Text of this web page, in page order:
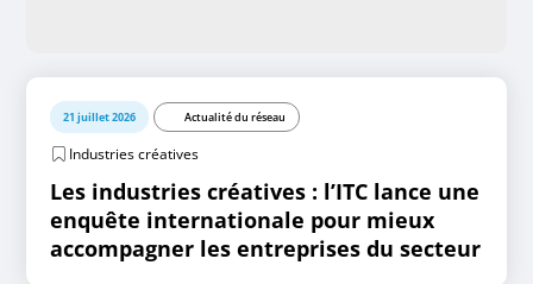
21 juillet 2026 Actualité du réseau
Industries créatives
Les industries créatives : l’ITC lance une
enquête internationale pour mieux
accompagner les entreprises du secteur